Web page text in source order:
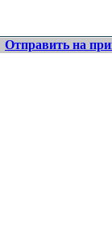
Отправить на